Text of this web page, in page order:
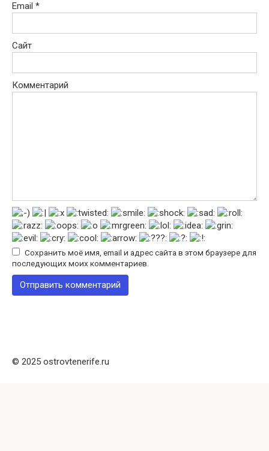
Email *
Сайт
Комментарий
Сохранить моё имя, email и адрес сайта в этом браузере для
последующих моих комментариев.
© 2025 ostrovtenerife.ru